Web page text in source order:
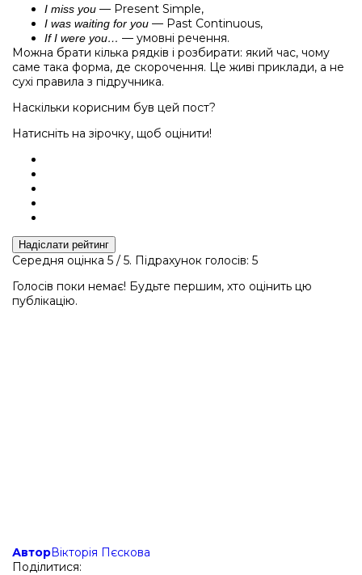
I miss you — Present Simple,
I was waiting for you — Past Continuous,
If I were you… — умовні речення.
Можна брати кілька рядків і розбирати: який час, чому
саме така форма, де скорочення. Це живі приклади, а не
сухі правила з підручника.
Наскільки корисним був цей пост?
Натисніть на зірочку, щоб оцінити!
Надіслати рейтинг
Середня оцінка 5 / 5. Підрахунок голосів: 5
Голосів поки немає! Будьте першим, хто оцінить цю
публікацію.
АвторВікторія Пєскова
Поділитися: